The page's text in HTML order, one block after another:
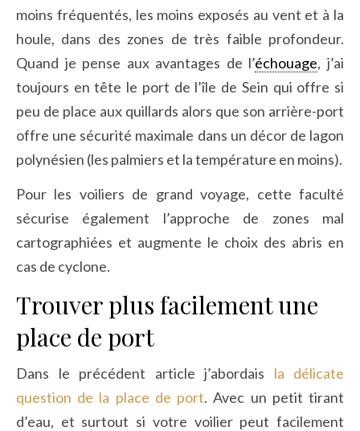
moins fréquentés, les moins exposés au vent et à la
houle, dans des zones de très faible profondeur.
Quand je pense aux avantages de l’échouage, j’ai
toujours en tête le port de l’île de Sein qui offre si
peu de place aux quillards alors que son arrière-port
offre une sécurité maximale dans un décor de lagon
polynésien (les palmiers et la température en moins).
Pour les voiliers de grand voyage, cette faculté
sécurise également l’approche de zones mal
cartographiées et augmente le choix des abris en
cas de cyclone.
Trouver plus facilement une
place de port
Dans le précédent article j’abordais la délicate
question de la place de port. Avec un petit tirant
d’eau, et surtout si votre voilier peut facilement